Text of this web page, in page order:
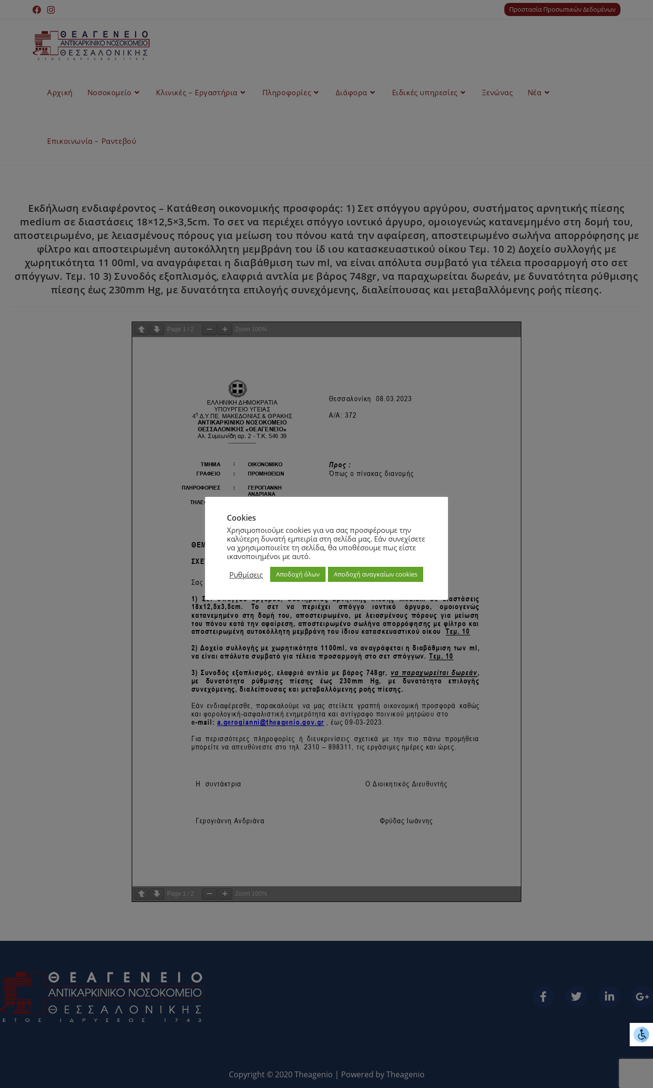
Προστασία Προσωπικών Δεδομένων
Αρχική Νοσοκομείο Κλινικές – Εργαστήρια Πληροφορίες Διάφορα Ειδικές υπηρεσίες Ξενώνας Νέα
Επικοινωνία – Ραντεβού
Εκδήλωση ενδιαφέροντος – Κατάθεση οικονομικής προσφοράς: 1) Σετ σπόγγου αργύρου, συστήματος αρνητικής πίεσης
medium σε διαστάσεις 18×12,5×3,5cm. Το σετ να περιέχει σπόγγο ιοντικό άργυρο, ομοιογενώς κατανεμημένο στη δομή του,
αποστειρωμένο, με λειασμένους πόρους για μείωση του πόνου κατά την αφαίρεση, αποστειρωμένο σωλήνα απορρόφησης με
φίλτρο και αποστειρωμένη αυτοκόλλητη μεμβράνη του ίδ ιου κατασκευαστικού οίκου Τεμ. 10 2) Δοχείο συλλογής με
χωρητικότητα 11 00ml, να αναγράφεται η διαβάθμιση των ml, να είναι απόλυτα συμβατό για τέλεια προσαρμογή στο σετ
σπόγγων. Τεμ. 10 3) Συνοδός εξοπλισμός, ελαφριά αντλία με βάρος 748gr, να παραχωρείται δωρεάν, με δυνατότητα ρύθμισης
πίεσης έως 230mm Hg, με δυνατότητα επιλογής συνεχόμενης, διαλείπουσας και μεταβαλλόμενης ροής πίεσης.
Page 1 / 2 Zoom 100%
Page 1 / 2 Zoom 100%
Copyright © 2020 Theagenio | Powered by Theagenio
Cookies
Χρησιμοποιούμε cookies για να σας προσφέρουμε την
καλύτερη δυνατή εμπειρία στη σελίδα μας. Εάν συνεχίσετε
να χρησιμοποιείτε τη σελίδα, θα υποθέσουμε πως είστε
ικανοποιημένοι με αυτό.
Ρυθμίσεις
Αποδοχή όλων Αποδοχή αναγκαίων cookies